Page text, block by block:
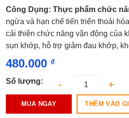
Được
xếp
hạng
0.0
5
sao
Công Dụng: Thực phẩm chức
ngừa và hạn chế tiến triển thoái
cải thiện chức năng vận động của
sụn khớp, hỗ trợ giảm đau khớp,
480.000 ₫
Số lượng:
MUA NGAY THÊM VÀO